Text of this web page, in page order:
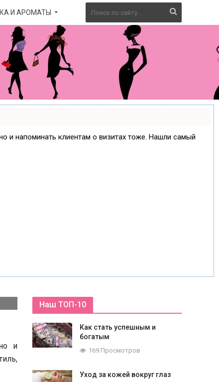
И АРОМАТЫ
и напоминать клиентам о визитах тоже. Нашли самый
и
Наш ТОП-10
Как стать успешным и
богатым
169 Просмотров
Уход за кожей вокруг глаз